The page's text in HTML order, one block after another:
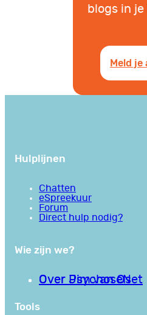
blogs in
Meld je
Hulplijnen
Chatten
eSpreekuur
Forum
Direct hulp nodig?
Wie zijn we?
Over PsychoseNet
Over Jim van Os
Tools